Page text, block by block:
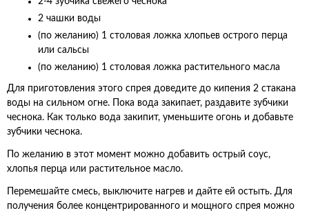
2 чашки воды
(по желанию) 1 столовая ложка хлопьев острого перца
или сальсы
(по желанию) 1 столовая ложка растительного масла
Для приготовления этого спрея доведите до кипения 2 стакана
воды на сильном огне. Пока вода закипает, раздавите зубчики
чеснока. Как только вода закипит, уменьшите огонь и добавьте
зубчики чеснока.
По желанию в этот момент можно добавить острый соус,
хлопья перца или растительное масло.
Перемешайте смесь, выключите нагрев и дайте ей остыть. Для
получения более концентрированного и мощного спрея можно